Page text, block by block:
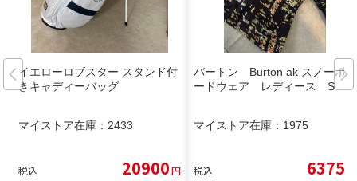
イエローロブスター スタンド付
きキャディーバッグ
マイストア在庫： 2433
税込 20900円
バートン Burton ak スノーボ
ードウェア レディース S
マイストア在庫： 1975
税込 6375